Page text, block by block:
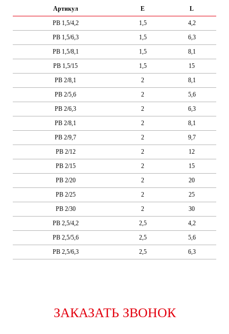
Артикул E
L
PB 1,5/4,2
1,5
4,2
PB 1,5/6,3
1,5
6,3
PB 1,5/8,1
1,5
8,1
PB 1,5/15
1,5
15
PB 2/8,1
2
8,1
PB 2/5,6
2
5,6
PB 2/6,3
2
6,3
PB 2/8,1
2
8,1
PB 2/9,7
2
9,7
PB 2/12
2
12
PB 2/15
2
15
PB 2/20
2
20
PB 2/25
2
25
PB 2/30
2
30
PB 2,5/4,2
2,5
4,2
PB 2,5/5,6
2,5
5,6
PB 2,5/6,3
2,5 6,3
ЗАКАЗАТЬ ЗВОНОК